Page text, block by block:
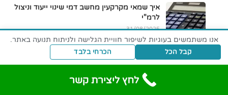
איך שמאי מקרקעין מחשב דמי שינוי ייעוד וניצול
לרמ"י
31/08/2025
חישוב הקניית בעלות עם בינוי בפועל על ידי שמאי
מקרקעין
31/08/2025
אנו משתמשים בעוגיות לשיפור חוויית הגלישה ולניתוח תנועה באתר.
קבל הכל הכרחי בלבד
לחץ ליצירת קשר